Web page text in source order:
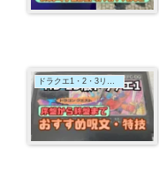
ドラクエ1・2・3リメイク